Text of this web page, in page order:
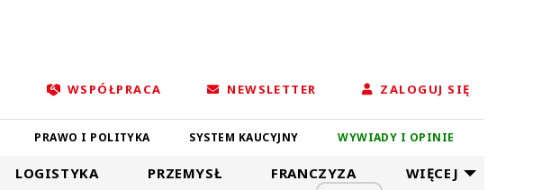
WSPÓŁPRACA NEWSLETTER ZALOGUJ SIĘ
PRAWO I POLITYKA SYSTEM KAUCYJNY WYWIADY I OPINIE
LOGISTYKA PRZEMYSŁ FRANCZYZA WIĘCEJ